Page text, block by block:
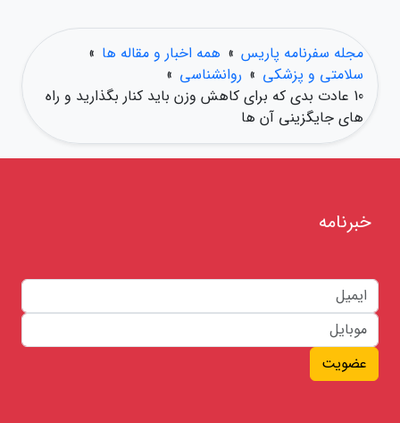
مجله سفرنامه پاریس » همه اخبار و مقاله ها »
سلامتی و پزشکی » روانشناسی »
10 عادت بدی که برای کاهش وزن باید کنار بگذارید و راه
های جایگزینی آن ها
خبرنامه
عضویت